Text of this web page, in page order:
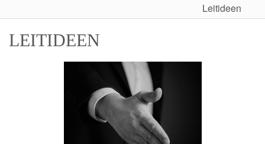
Leitideen
LEITIDEEN